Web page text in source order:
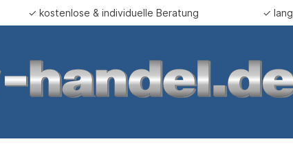
springen
✓ kostenlose & individuelle Beratung ✓